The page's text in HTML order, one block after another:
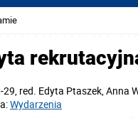
29, red. Edyta Ptaszek, Anna
Wydarzenia